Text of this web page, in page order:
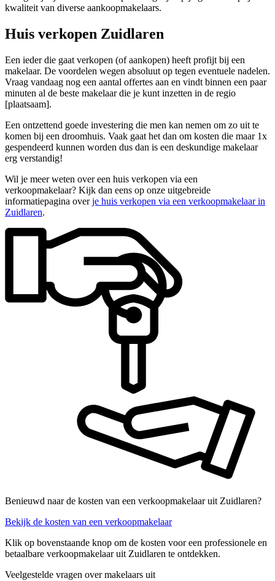
kwaliteit van diverse aankoopmakelaars.
Huis verkopen Zuidlaren
Een ieder die gaat verkopen (of aankopen) heeft profijt bij een
makelaar. De voordelen wegen absoluut op tegen eventuele nadelen.
Vraag vandaag nog een aantal offertes aan en vindt binnen een paar
minuten al de beste makelaar die je kunt inzetten in de regio
[plaatsaam].
Een ontzettend goede investering die men kan nemen om zo uit te
komen bij een droomhuis. Vaak gaat het dan om kosten die maar 1x
gespendeerd kunnen worden dus dan is een deskundige makelaar
erg verstandig!
Wil je meer weten over een huis verkopen via een
verkoopmakelaar? Kijk dan eens op onze uitgebreide
informatiepagina overje huis verkopen via een verkoopmakelaar in
Zuidlaren.
Benieuwd naar de kosten van een verkoopmakelaar uit Zuidlaren?
Bekijk de kosten van een verkoopmakelaar
Klik op bovenstaande knop om de kosten voor een professionele en
betaalbare verkoopmakelaar uit Zuidlaren te ontdekken.
Veelgestelde vragen over makelaars uit